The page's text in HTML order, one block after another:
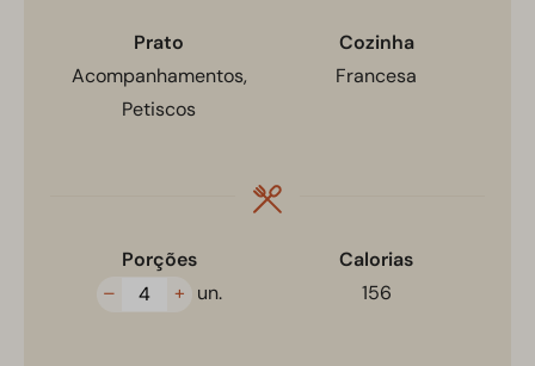
Prato
Acompanhamentos,
Petiscos
Cozinha
Francesa
Porções
–
+ un.
Calorias
156